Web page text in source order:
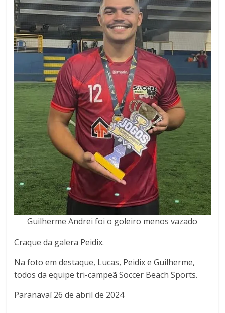
Guilherme Andrei foi o goleiro menos vazado
Craque da galera Peidix.
Na foto em destaque, Lucas, Peidix e Guilherme,
todos da equipe tri-campeã Soccer Beach Sports.
Paranavaí 26 de abril de 2024